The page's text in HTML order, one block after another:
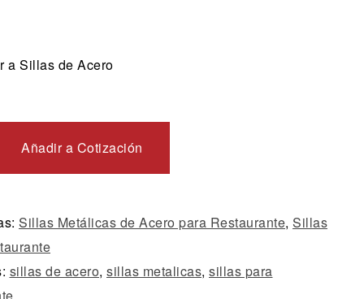
a Sillas de Acero
Añadir a Cotización
Sillas Metálicas de Acero para Restaurante, Sillas
sillas de acero, sillas metalicas, sillas para